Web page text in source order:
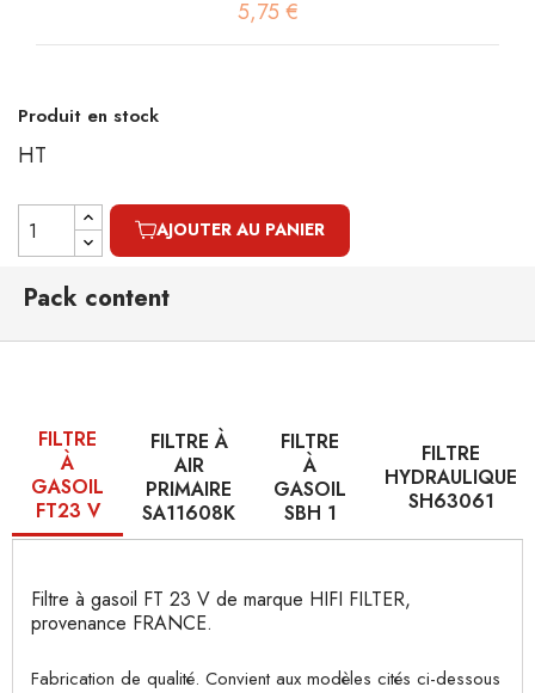
5,75 €
Produit en stock
HT
AJOUTER AU PANIER
Pack content
FILTRE
À
GASOIL
FT23 V
FILTRE À
AIR
PRIMAIRE
SA11608K
FILTRE
À
GASOIL
SBH 1
FILTRE
HYDRAULIQUE
SH63061
Filtre à gasoil FT 23 V de marque HIFI FILTER,
provenance FRANCE.
Fabrication de qualité. Convient aux modèles cités ci-dessous